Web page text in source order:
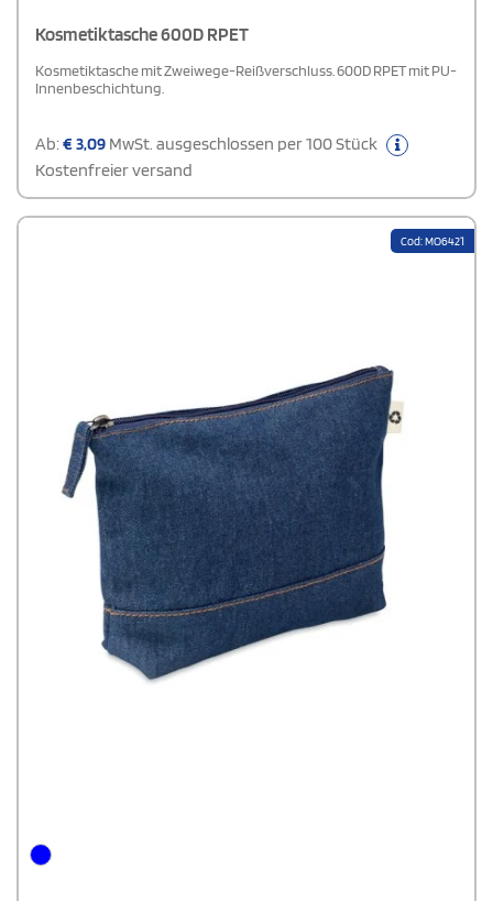
Kosmetiktasche 600D RPET
Kosmetiktasche mit Zweiwege-Reißverschluss. 600D RPET mit PU-
Innenbeschichtung.
Ab:€3,09 MwSt. ausgeschlossen per 100 Stück
Kostenfreier versand
Cod: MO6421